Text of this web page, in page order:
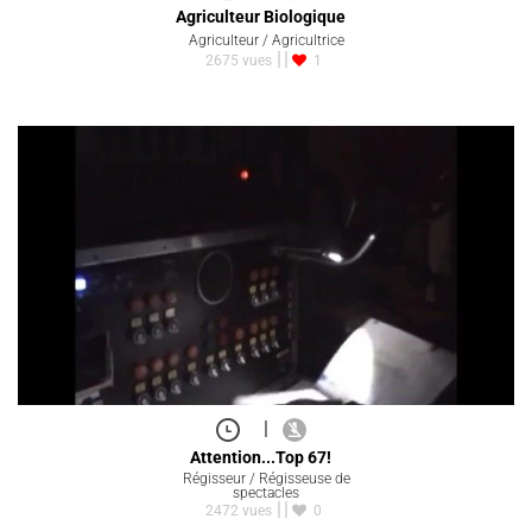
Agriculteur Biologique
Agriculteur / Agricultrice
2675 vues
1
Attention...Top 67!
Régisseur / Régisseuse de
spectacles
2472 vues
0